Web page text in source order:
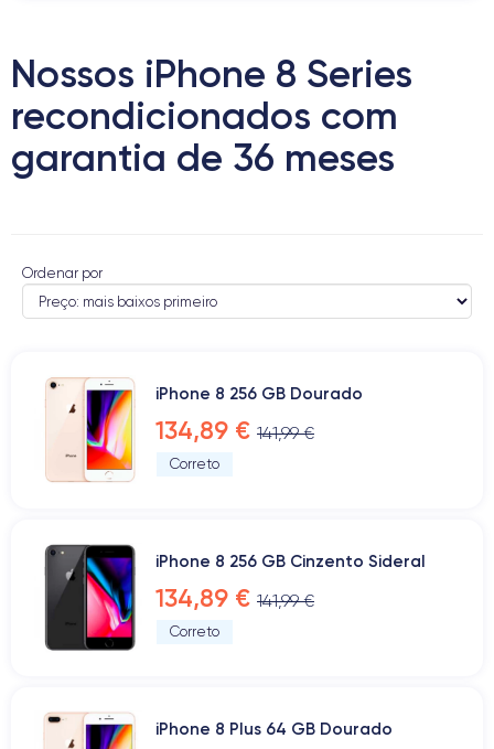
Nossos iPhone 8 Series
recondicionados com
garantia de 36 meses
Ordenar por
iPhone 8 256 GB Dourado
134,89 € 141,99 €
Correto
iPhone 8 256 GB Cinzento Sideral
134,89 € 141,99 €
Correto
iPhone 8 Plus 64 GB Dourado